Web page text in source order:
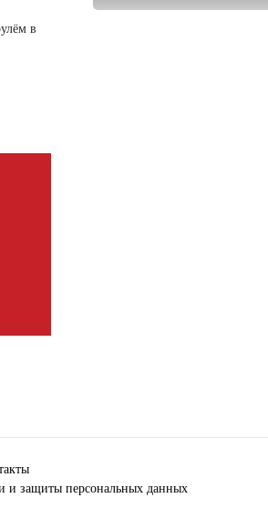
в
и защиты персональных данных